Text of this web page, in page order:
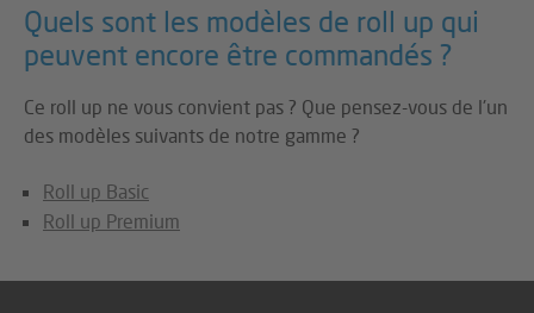
Quels sont les modèles de roll up qui
peuvent encore être commandés ?
Ce roll up ne vous convient pas ? Que pensez-vous de l'un
des modèles suivants de notre gamme ?
Roll up Basic
Roll up Premium